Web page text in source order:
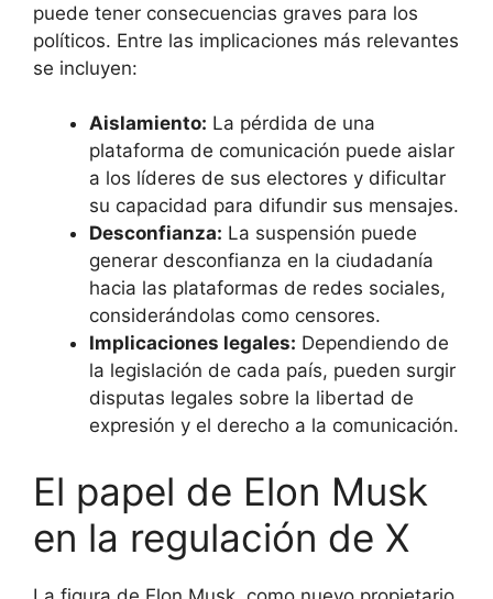
puede tener consecuencias graves para los
políticos. Entre las implicaciones más relevantes
se incluyen:
Aislamiento: La pérdida de una
plataforma de comunicación puede aislar
a los líderes de sus electores y dificultar
su capacidad para difundir sus mensajes.
Desconfianza: La suspensión puede
generar desconfianza en la ciudadanía
hacia las plataformas de redes sociales,
considerándolas como censores.
Implicaciones legales: Dependiendo de
la legislación de cada país, pueden surgir
disputas legales sobre la libertad de
expresión y el derecho a la comunicación.
El papel de Elon Musk
en la regulación de X